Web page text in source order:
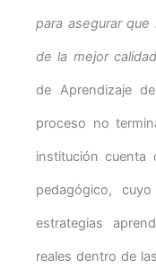
para asegurar
de la mejor
de Aprendizaje
proceso no
institución cuenta
pedagógico,
estrategias
reales dentro de